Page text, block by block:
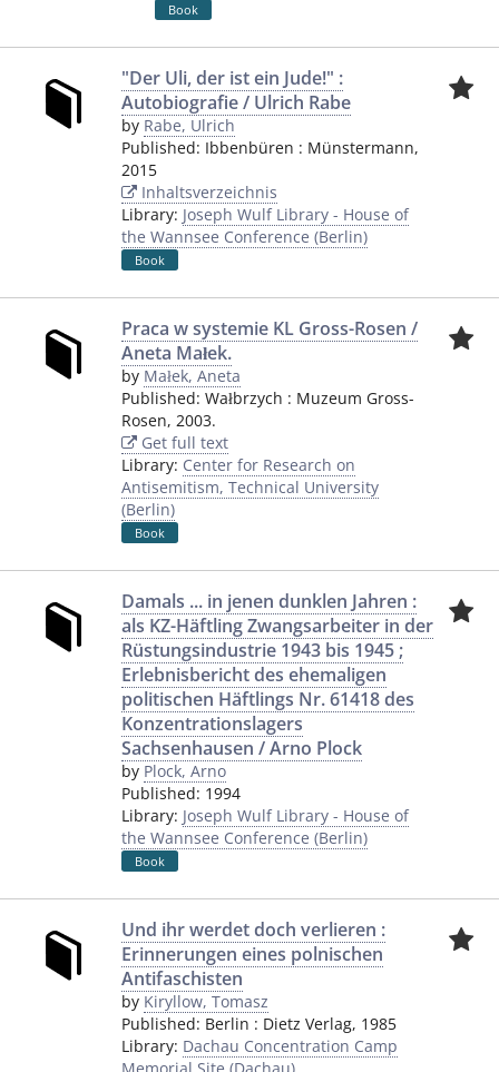
Book
"Der Uli, der ist ein Jude!" :
Autobiografie / Ulrich Rabe
by Rabe, Ulrich
Published: Ibbenbüren : Münstermann,
2015
Inhaltsverzeichnis
Library: Joseph Wulf Library - House of
the Wannsee Conference (Berlin)
Book
Praca w systemie KL Gross-Rosen /
Aneta Małek.
by Małek, Aneta
Published: Wałbrzych : Muzeum Gross-
Rosen, 2003.
Get full text
Library: Center for Research on
Antisemitism, Technical University
(Berlin)
Book
Damals ... in jenen dunklen Jahren :
als KZ-Häftling Zwangsarbeiter in der
Rüstungsindustrie 1943 bis 1945 ;
Erlebnisbericht des ehemaligen
politischen Häftlings Nr. 61418 des
Konzentrationslagers
Sachsenhausen / Arno Plock
by Plock, Arno
Published: 1994
Library: Joseph Wulf Library - House of
the Wannsee Conference (Berlin)
Book
Und ihr werdet doch verlieren :
Erinnerungen eines polnischen
Antifaschisten
by Kiryllow, Tomasz
Published: Berlin : Dietz Verlag, 1985
Library: Dachau Concentration Camp